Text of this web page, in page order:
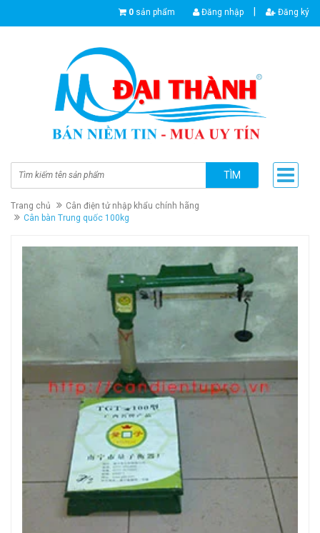
0 sản phẩm Đăng nhập Đăng ký
TÌM
Trang chủ
Cân điện tử nhập khẩu chính hãng
Cân bàn Trung quốc 100kg